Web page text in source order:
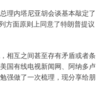
理内塔尼亚胡会谈基本敲定了
方面原则上同意了特朗普提议
相互之间甚至存有矛盾或者条
国有线电视新闻网、阿纳多卢
强做了一次梳理，现分享给朋